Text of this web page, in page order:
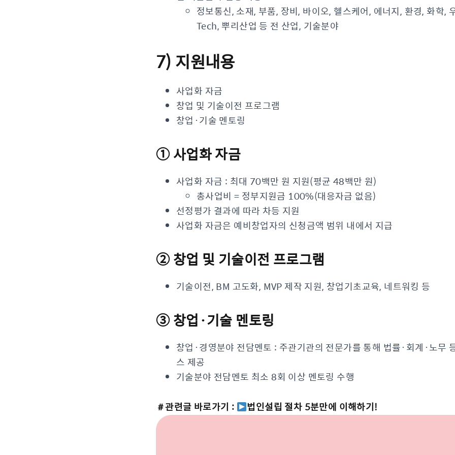
정보통신, 소재, 부품, 장비, 바이오, 헬스케어, 에너지, 환경, 화학,
Tech, 뿌리산업 등 전 산업, 기술분야
7) 지원내용
사업화 자금
창업 및 기술이전 프로그램
창업·기술 멘토링
① 사업화 자금
사업화 자금 : 최대 70백만 원 지원(평균 48백만 원)
총사업비 = 정부지원금 100%(대응자금 없음)
선정평가 결과에 따라 차등 지원
사업화 자금은 예비창업자의 신청금액 범위 내에서 지급
② 창업 및 기술이전 프로그램
기술이전, BM 고도화, MVP 제작 지원, 창업기초교육, 네트워킹 등
③ 창업·기술 멘토링
창업·경영분야 전담멘토 : 주관기관의 전문가를 통해 법률·회계·노무
스 제공
기술분야 전담멘토 최소 8회 이상 멘토링 수행
＃관련글 바로가기 : 법인설립 절차 5분만에 이해하기!